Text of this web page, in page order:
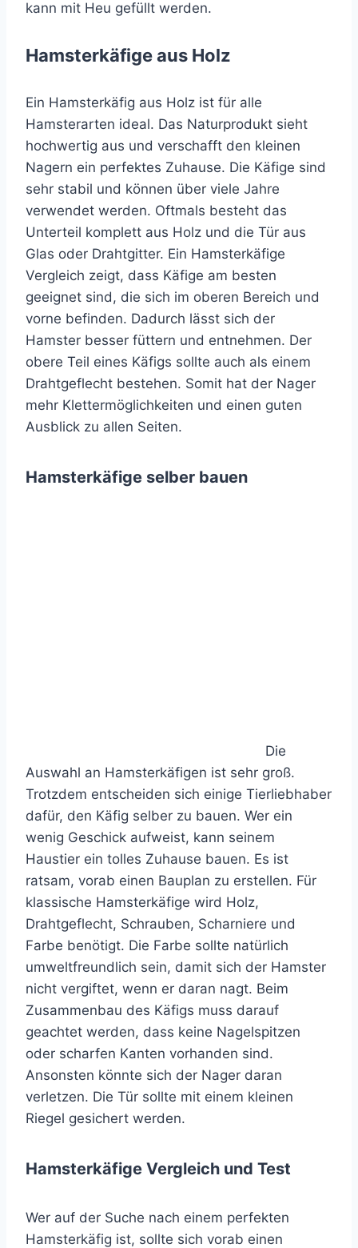
kann mit Heu gefüllt werden.
Hamsterkäfige aus Holz
Ein Hamsterkäfig aus Holz ist für alle
Hamsterarten ideal. Das Naturprodukt sieht
hochwertig aus und verschafft den kleinen
Nagern ein perfektes Zuhause. Die Käfige sind
sehr stabil und können über viele Jahre
verwendet werden. Oftmals besteht das
Unterteil komplett aus Holz und die Tür aus
Glas oder Drahtgitter. Ein Hamsterkäfige
Vergleich zeigt, dass Käfige am besten
geeignet sind, die sich im oberen Bereich und
vorne befinden. Dadurch lässt sich der
Hamster besser füttern und entnehmen. Der
obere Teil eines Käfigs sollte auch als einem
Drahtgeflecht bestehen. Somit hat der Nager
mehr Klettermöglichkeiten und einen guten
Ausblick zu allen Seiten.
Hamsterkäfige selber bauen
Die
Auswahl an Hamsterkäfigen ist sehr groß.
Trotzdem entscheiden sich einige Tierliebhaber
dafür, den Käfig selber zu bauen. Wer ein
wenig Geschick aufweist, kann seinem
Haustier ein tolles Zuhause bauen. Es ist
ratsam, vorab einen Bauplan zu erstellen. Für
klassische Hamsterkäfige wird Holz,
Drahtgeflecht, Schrauben, Scharniere und
Farbe benötigt. Die Farbe sollte natürlich
umweltfreundlich sein, damit sich der Hamster
nicht vergiftet, wenn er daran nagt. Beim
Zusammenbau des Käfigs muss darauf
geachtet werden, dass keine Nagelspitzen
oder scharfen Kanten vorhanden sind.
Ansonsten könnte sich der Nager daran
verletzen. Die Tür sollte mit einem kleinen
Riegel gesichert werden.
Hamsterkäfige Vergleich und Test
Wer auf der Suche nach einem perfekten
Hamsterkäfig ist, sollte sich vorab einen